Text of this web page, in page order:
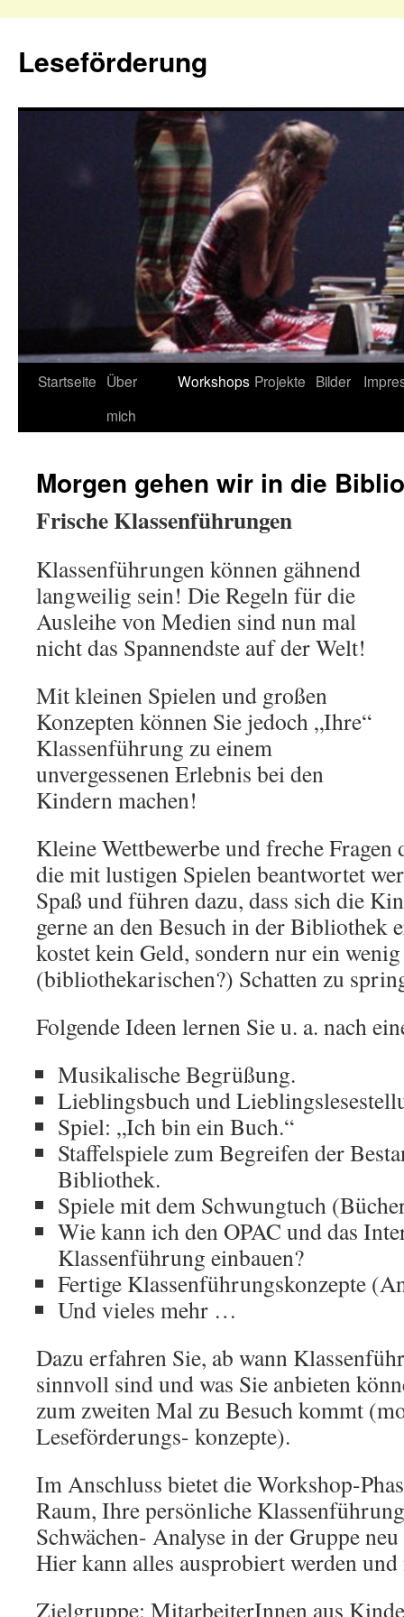
springen
Leseförderung
Startseite Über
mich
Workshops Projekte Bilder
Morgen gehen wir in die
Frische Klassenführungen
Klassenführungen können gähnend
langweilig sein! Die Regeln für die
Ausleihe von Medien sind nun mal
nicht das Spannendste auf der Welt!
Mit kleinen Spielen und großen
Konzepten können Sie jedoch „Ihre“
Klassenführung zu einem
unvergessenen Erlebnis bei den
Kindern machen!
Kleine Wettbewerbe und freche
die mit lustigen Spielen beantwortet
Spaß und führen dazu, dass sich die
gerne an den Besuch in der Bibliothek
kostet kein Geld, sondern nur ein
(bibliothekarischen?) Schatten zu
Folgende Ideen lernen Sie u. a. nach
Musikalische Begrüßung.
Lieblingsbuch und
Spiel: „Ich bin ein Buch.“
Staffelspiele zum Begreifen der
Bibliothek.
Spiele mit dem Schwungtuch
Wie kann ich den OPAC und das
Klassenführung einbauen?
Fertige Klassenführungskonzepte
Und vieles mehr …
Dazu erfahren Sie, ab wann
sinnvoll sind und was Sie anbieten
zum zweiten Mal zu Besuch kommt
Leseförderungs- konzepte).
Im Anschluss bietet die Workshop-
Raum, Ihre persönliche
Schwächen- Analyse in der Gruppe
Hier kann alles ausprobiert werden
Zielgruppe: MitarbeiterInnen aus